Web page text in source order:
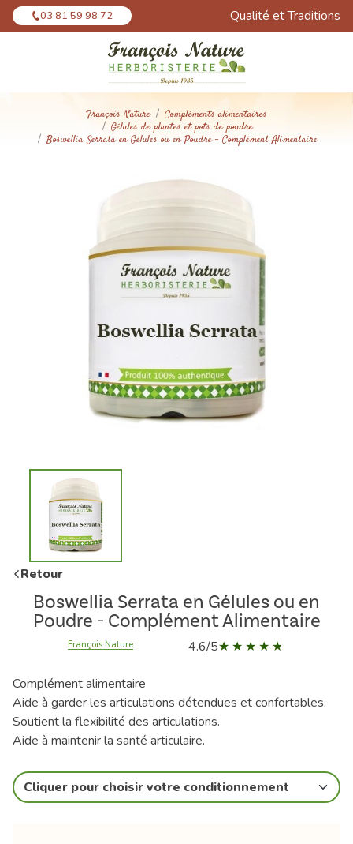
03 81 59 98 72 Qualité et Traditions
François Nature
Compléments alimentaires
Gélules de plantes et pots de poudre
Boswellia Serrata en Gélules ou en Poudre - Complément Alimentaire
Retour
Boswellia Serrata en Gélules ou en
Poudre - Complément Alimentaire
François Nature 4.6/5
Complément alimentaire
Aide à garder les articulations détendues et confortables.
Soutient la flexibilité des articulations.
Aide à maintenir la santé articulaire.
Cliquer pour choisir votre conditionnement
Panneau de gestion des cookies